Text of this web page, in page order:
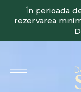
În perioada
rezervarea